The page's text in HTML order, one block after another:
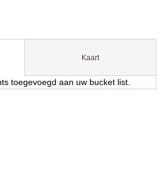
Kaart
toegevoegd aan uw bucket list.